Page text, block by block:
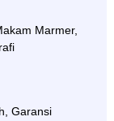
Marmer,
Garansi